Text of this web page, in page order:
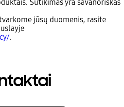
Sutikimas yra savanoriškas
jūsų duomenis, rasite
.